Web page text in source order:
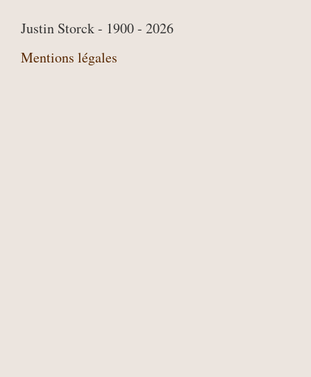
Justin Storck - 1900 - 2026
Mentions légales